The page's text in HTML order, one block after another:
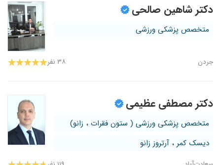
دکتر شاهین صالحی
متخصص پزشکی ورزشی
جردن ۳۸ نفر
دکتر مصطفی عظیمی
متخصص پزشکی ورزشی ( ستون فقرات ، زانو)
دیسک کمر ، آرتروز زانو